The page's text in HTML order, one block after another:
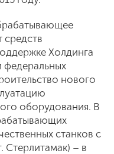
средств
Холдинга
федеральных
нового
оборудования. В
станков с
– в